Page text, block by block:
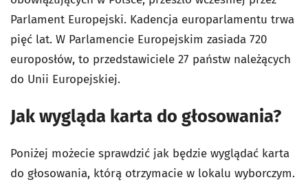
Parlament Europejski. Kadencja europarlamentu trwa
pięć lat. W Parlamencie Europejskim zasiada 720
europosłów, to przedstawiciele 27 państw należących
do Unii Europejskiej.
Jak wygląda karta do głosowania?
Poniżej możecie sprawdzić jak będzie wyglądać karta
do głosowania, którą otrzymacie w lokalu wyborczym.